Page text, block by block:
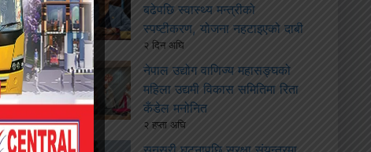
बढेपछि स्वास्थ्य मन्त्रीको
स्पष्टीकरण, योजना नहटाइएको दाबी
२ दिन अघि
नेपाल उद्योग वाणिज्य महासङ्घको
महिला उद्यमी विकास समितिमा रिता
कँडेल मनोनित
२ हप्ता अघि